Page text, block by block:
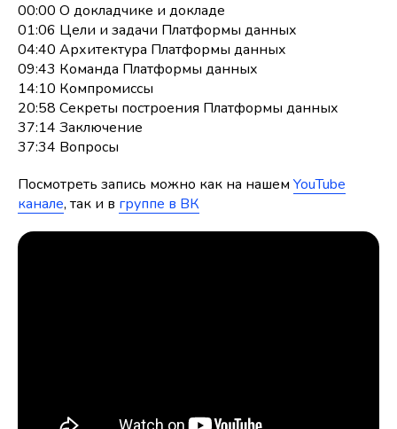
00:00 О докладчике и докладе
01:06 Цели и задачи Платформы данных
04:40 Архитектура Платформы данных
09:43 Команда Платформы данных
14:10 Компромиссы
20:58 Секреты построения Платформы данных
37:14 Заключение
37:34 Вопросы
Посмотреть запись можно как на нашем YouTube
канале, так и в группе в ВК